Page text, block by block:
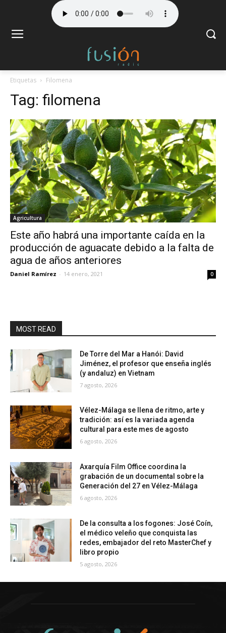
Etiquetas Filomena
Tag: filomena
Agricultura
Este año habrá una importante caída en la
producción de aguacate debido a la falta de
agua de años anteriores
Daniel Ramírez - 14 enero, 2021 0
MOST READ
De Torre del Mar a Hanói: David
Jiménez, el profesor que enseña inglés
(y andaluz) en Vietnam
7 agosto, 2026
Vélez-Málaga se llena de ritmo, arte y
tradición: así es la variada agenda
cultural para este mes de agosto
6 agosto, 2026
Axarquía Film Office coordina la
grabación de un documental sobre la
Generación del 27 en Vélez-Málaga
6 agosto, 2026
De la consulta a los fogones: José Coín,
el médico veleño que conquista las
redes, embajador del reto MasterChef y
libro propio
5 agosto, 2026